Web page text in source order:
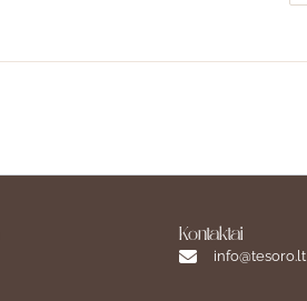
Kontaktai
info@tesoro.lt